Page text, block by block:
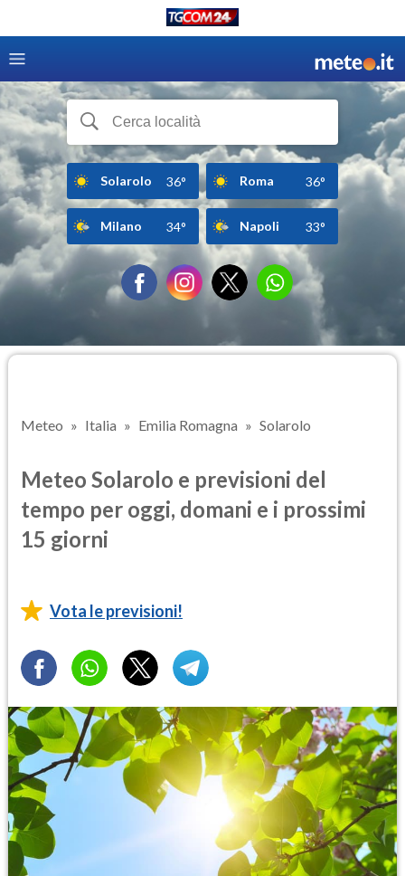
Solarolo 36° Roma 36°
Milano 34° Napoli 33°
Meteo Italia Emilia Romagna Solarolo
Meteo Solarolo e previsioni del
tempo per oggi, domani e i prossimi
15 giorni
Vota le previsioni!